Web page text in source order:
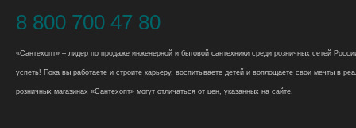
8 800 700 47 80
«Сантехопт» – лидер по продаже инженерной и бытовой сантехники среди розничных сетей
успеть! Пока вы работаете и строите карьеру, воспитываете детей и воплощаете свои мечты в
розничных магазинах «Сантехопт» могут отличаться от цен, указанных на сайте.